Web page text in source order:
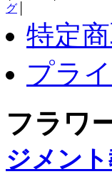
グ
特定
プラ
フラワ
ジメン